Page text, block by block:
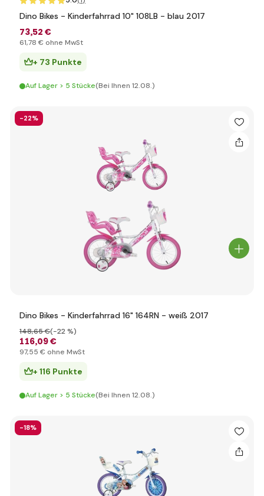
Dino Bikes - Kinderfahrrad 10" 108LB - blau 2017
73,52 €
61,78 € ohne MwSt
+ 73 Punkte
Auf Lager > 5 Stücke(Bei Ihnen 12.08.)
-22%
Dino Bikes - Kinderfahrrad 16" 164RN - weiß 2017
116,09 €
148,65 €(-22 %)
97,55 € ohne MwSt
+ 116 Punkte
Auf Lager > 5 Stücke(Bei Ihnen 12.08.)
-18%